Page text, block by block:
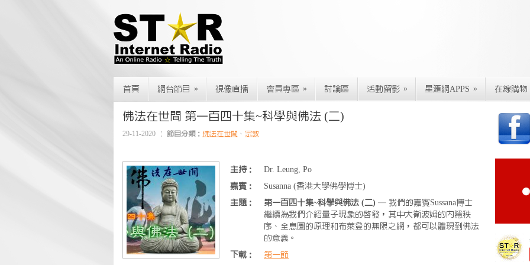
首頁 網台節目 » 視像直播 會員專區 » 討論區 活動留影 » 星滙網APPS » 在線購物
佛法在世間 第一百四十集~科學與佛法 (二)
29-11-2020 節目分類： 佛法在世間 、 宗教
主持：
Dr. Leung, Po
嘉賓：
Susanna (香港大學佛學博士)
主題：
第一百四十集~科學與佛法 (二) — 我們的嘉賓Sussana博士
繼續為我們介紹量子現象的啟發，其中大衛波姆的內隱秩
序、全息圖的原理和布萊登的無限之網，都可以體現到佛法
的意義。
下載：
第一節